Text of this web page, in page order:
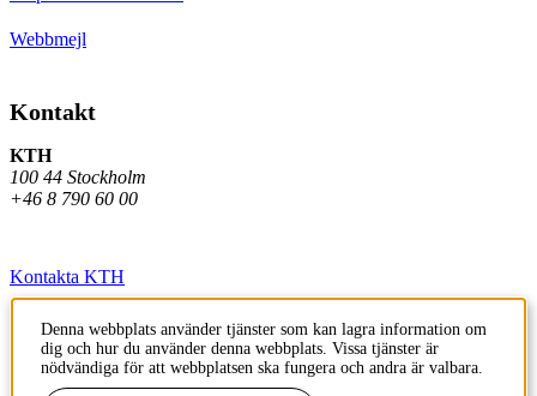
Webbmejl
Kontakt
KTH
100 44 Stockholm
+46 8 790 60 00
Kontakta KTH
Jobba på KTH
Press och media
Denna webbplats använder tjänster som kan lagra information om
dig och hur du använder denna webbplats. Vissa tjänster är
nödvändiga för att webbplatsen ska fungera och andra är valbara.